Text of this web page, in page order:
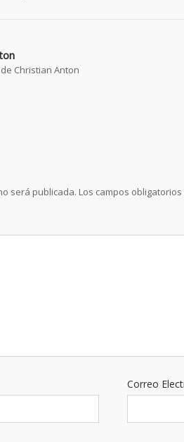
Christian Anton
será publicada. Los campos
Correo